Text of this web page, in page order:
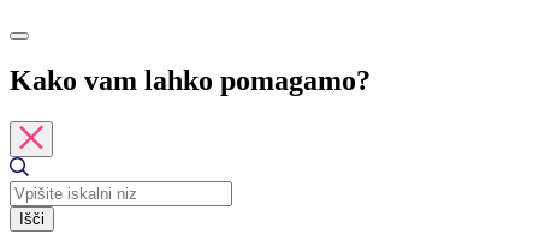
Kako vam lahko pomagamo?
Išči